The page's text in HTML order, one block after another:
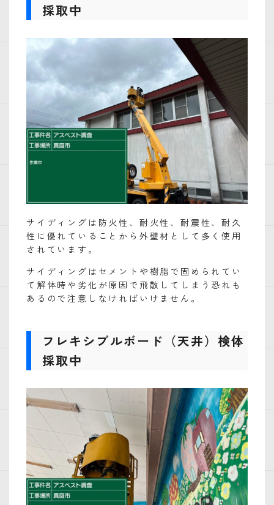
採取中
サイディングは防火性、耐火性、耐震性、耐久
性に優れていることから外壁材として多く使用
されています。
サイディングはセメントや樹脂で固められてい
て解体時や劣化が原因で飛散してしまう恐れも
あるので注意しなければいけません。
フレキシブルボード（天井）検体
採取中